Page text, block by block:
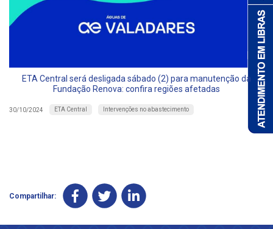
ETA Central será desligada sábado (2) para manutenção da
Fundação Renova: confira regiões afetadas
30/10/2024 ETA Central Intervenções no abastecimento
Compartilhar: